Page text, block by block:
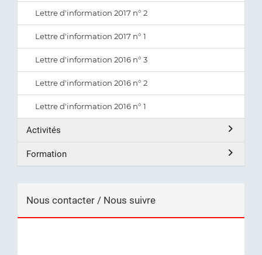
Lettre d'information 2017 n° 2
Lettre d'information 2017 n° 1
Lettre d'information 2016 n° 3
Lettre d'information 2016 n° 2
Lettre d'information 2016 n° 1
Activités
Formation
Nous contacter / Nous suivre